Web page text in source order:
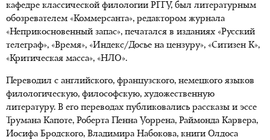
кафедре классической филологии РГГУ, был литературным
обозревателем «Коммерсанта», редактором журнала
«Неприкосновенный запас», печатался в изданиях «Русский
телеграф», «Время», «Индекс/Досье на цензуру», «Ситизен К»,
«Критическая масса», «НЛО».
Переводил с английского, французского, немецкого языков
филологическую, философскую, художественную
литературу. В его переводах публиковались рассказы и эссе
Трумана Капоте, Роберта Пенна Уоррена, Раймонда Карвера,
Иосифа Бродского, Владимира Набокова, книги Олдоса